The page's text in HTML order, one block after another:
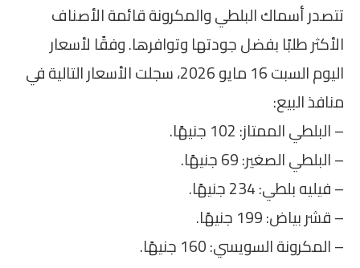
تتصدر أسماك البلطي والمكرونة قائمة الأصناف
الأكثر طلبًا بفضل جودتها وتوافرها. وفقًا لأسعار
اليوم السبت 16 مايو 2026، سجلت الأسعار التالية في
منافذ البيع:
– البلطي الممتاز: 102 جنيهًا.
– البلطي الصغير: 69 جنيهًا.
– فيليه بلطي: 234 جنيهًا.
– قشر بياض: 199 جنيهًا.
– المكرونة السويسي: 160 جنيهًا.